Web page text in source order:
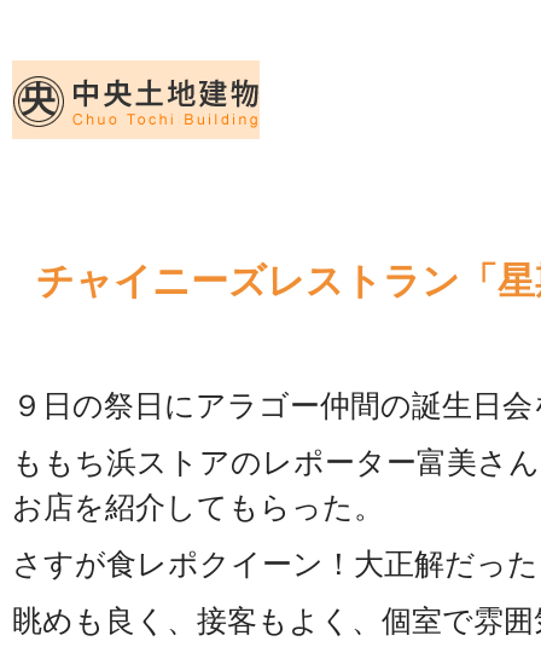
チャイニーズレストラン「
９日の祭日にアラゴー仲間の誕生日
ももち浜ストアのレポーター富美さ
お店を紹介してもらった。
さすが食レポクイーン！大正解だっ
眺めも良く、接客もよく、個室で雰